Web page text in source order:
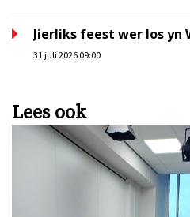
Jierliks feest wer los yn
31 juli 2026 09:00
Lees ook